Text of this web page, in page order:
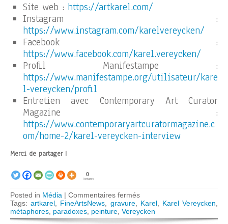
Site web : https://artkarel.com/
Instagram :
https://www.instagram.com/karelvereycken/
Facebook :
https://www.facebook.com/karel.vereycken/
Profil Manifestampe :
https://www.manifestampe.org/utilisateur/kare
l-vereycken/profil
Entretien avec Contemporary Art Curator
Magazine :
https://www.contemporaryartcuratormagazine.c
om/home-2/karel-vereycken-interview
Merci de partager !
0
Partages
Posted in Média | Commentaires ferméssur
Karel
Vereycken
:
Tags:artkarel, FineArtsNews, gravure, Karel, Karel Vereycken,
métaphores, paradoxes, peinture, Vereycken